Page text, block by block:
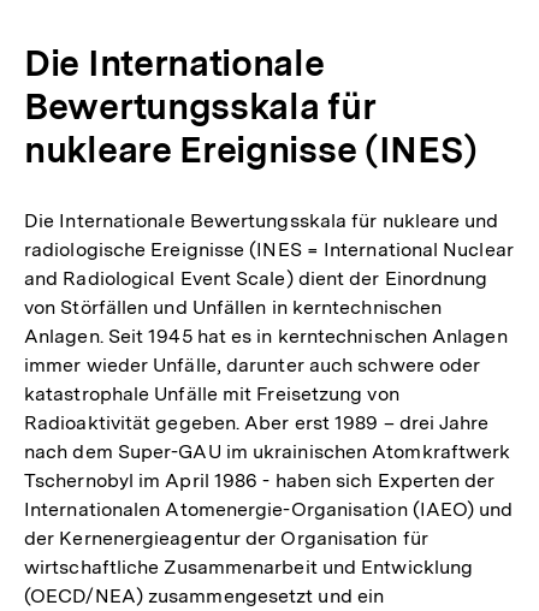
Die Internationale
Bewertungsskala für
nukleare Ereignisse (INES)
Die Internationale Bewertungsskala für nukleare und
radiologische Ereignisse (INES = International Nuclear
and Radiological Event Scale) dient der Einordnung
von Störfällen und Unfällen in kerntechnischen
Anlagen. Seit 1945 hat es in kerntechnischen Anlagen
immer wieder Unfälle, darunter auch schwere oder
katastrophale Unfälle mit Freisetzung von
Radioaktivität gegeben. Aber erst 1989 – drei Jahre
nach dem Super-GAU im ukrainischen Atomkraftwerk
Tschernobyl im April 1986 - haben sich Experten der
Internationalen Atomenergie-Organisation (IAEO) und
der Kernenergieagentur der Organisation für
wirtschaftliche Zusammenarbeit und Entwicklung
(OECD/NEA) zusammengesetzt und ein